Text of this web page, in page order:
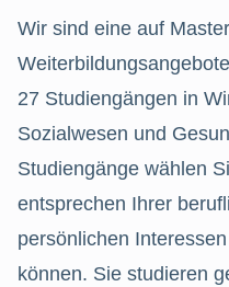
Wir sind eine auf
27 Studiengängen in
Sozialwesen und
Studiengänge wählen
entsprechen Ihrer
persönlichen
können. Sie studieren